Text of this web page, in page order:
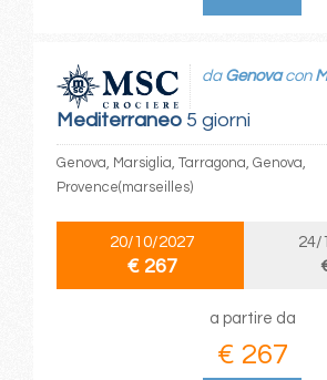
Mediterraneo5 giorni
da Genovacon
Genova, Marsiglia, Tarragona, Genova,
Provence(marseilles)
20/10/2027
€ 267
24/
a partire da
€ 267